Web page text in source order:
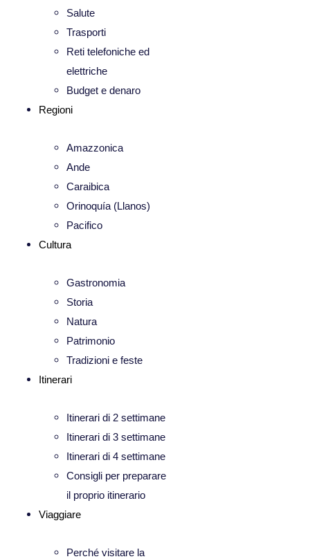
Salute
Trasporti
Reti telefoniche ed
elettriche
Budget e denaro
Regioni
Amazzonica
Ande
Caraibica
Orinoquía (Llanos)
Pacifico
Cultura
Gastronomia
Storia
Natura
Patrimonio
Tradizioni e feste
Itinerari
Itinerari di 2 settimane
Itinerari di 3 settimane
Itinerari di 4 settimane
Consigli per preparare
il proprio itinerario
Viaggiare
Perché visitare la